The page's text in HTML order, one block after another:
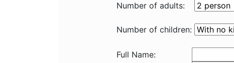
Number of adults:
Number of children:
Full Name: